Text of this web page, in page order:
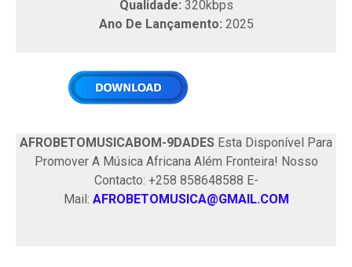
Qualidade: 320kbps
Ano De Lançamento: 2025
AFROBETOMUSICABOM-9DADES Esta Disponível Para
Promover A Música Africana Além Fronteira! Nosso
Contacto: +258 858648588 E-
Mail: AFROBETOMUSICA@GMAIL.COM